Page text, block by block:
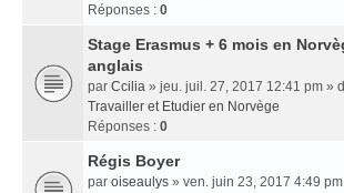
Réponses : 0
Stage Erasmus + 6 mois en
anglais
par Ccilia » jeu. juil. 27, 2017 12:41 pm »
Travailler et Etudier en Norvège
Réponses : 0
Régis Boyer
par oiseaulys » ven. juin 23, 2017 4:49